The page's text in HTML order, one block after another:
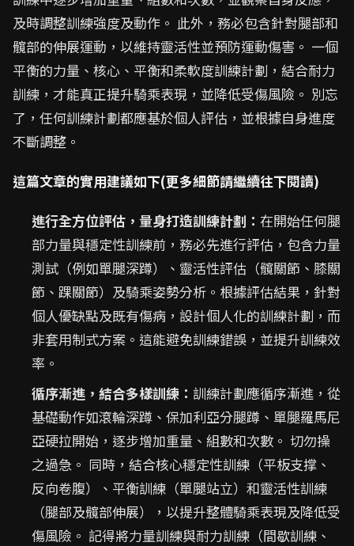
及時調整訓練強度及動作。 此外，務必包含針對腿部和
髖部的伸展運動，以維持靈活性並預防運動傷害。 一個
平衡的力量、核心、平衡和柔軟度訓練計劃，結合耐力
訓練，才能真正提升騎乘表現，並降低受傷風險。 別忘
了，任何訓練計劃都應基於個人評估，並根據自身進度
不斷調整。
這篇文章的實用建議如下(更多細節請繼續往下閱讀)
進行全方位評估，量身打造訓練計劃： 在開始任何腿
部力量與穩定性訓練前，務必先進行評估，包含力量
測試（例如單腿深蹲）、靈活性評估（髖關節、膝關
節、踝關節）及騎乘姿勢分析。根據評估結果，針對
個人優缺點及既有傷病，設計個人化的訓練計劃，而
非套用制式方案。這能避免訓練錯誤，並提升訓練效
率。
循序漸進，結合多樣訓練： 訓練計劃應循序漸進，從
基礎動作如滾輪深蹲、保加利亞分腿蹲、單腿羅馬尼
亞硬拉開始，逐步增加重量、組數和次數。 切勿操
之過急。 同時，結合核心穩定性訓練（平板支撑、
反向卷腹）、平衡訓練（單腿站立）和靈活性訓練
（腿部及髖部伸展），以提升整體騎乘表現及降低受
傷風險。 記得將力量訓練與耐力訓練（間歇訓練、